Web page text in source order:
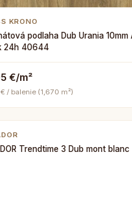
KRONO
podlaha Dub Urania 10mm
24h 40644
€/m²
/ balenie (1,670 m²)
Trendtime 3 Dub mont